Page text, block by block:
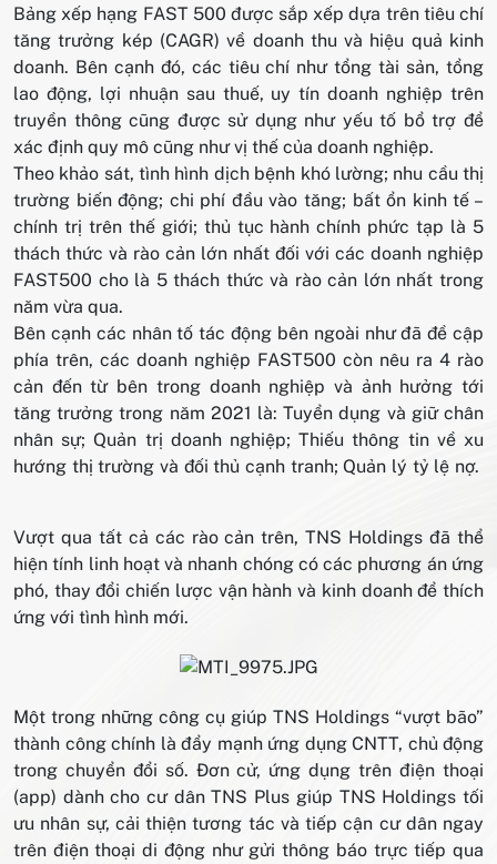
Bảng xếp hạng FAST 500 được sắp xếp dựa trên tiêu chí
tăng trưởng kép (CAGR) về doanh thu và hiệu quả kinh
doanh. Bên cạnh đó, các tiêu chí như tổng tài sản, tổng
lao động, lợi nhuận sau thuế, uy tín doanh nghiệp trên
truyền thông cũng được sử dụng như yếu tố bổ trợ để
xác định quy mô cũng như vị thế của doanh nghiệp.
Theo khảo sát, tình hình dịch bệnh khó lường; nhu cầu thị
trường biến động; chi phí đầu vào tăng; bất ổn kinh tế –
chính trị trên thế giới; thủ tục hành chính phức tạp là 5
thách thức và rào cản lớn nhất đối với các doanh nghiệp
FAST500 cho là 5 thách thức và rào cản lớn nhất trong
năm vừa qua.
Bên cạnh các nhân tố tác động bên ngoài như đã đề cập
phía trên, các doanh nghiệp FAST500 còn nêu ra 4 rào
cản đến từ bên trong doanh nghiệp và ảnh hưởng tới
tăng trưởng trong năm 2021 là: Tuyển dụng và giữ chân
nhân sự; Quản trị doanh nghiệp; Thiếu thông tin về xu
hướng thị trường và đối thủ cạnh tranh; Quản lý tỷ lệ nợ.
Vượt qua tất cả các rào cản trên, TNS Holdings đã thể
hiện tính linh hoạt và nhanh chóng có các phương án ứng
phó, thay đổi chiến lược vận hành và kinh doanh để thích
ứng với tình hình mới.
Một trong những công cụ giúp TNS Holdings “vượt bão”
thành công chính là đẩy mạnh ứng dụng CNTT, chủ động
trong chuyển đổi số. Đơn cử, ứng dụng trên điện thoại
(app) dành cho cư dân TNS Plus giúp TNS Holdings tối
ưu nhân sự, cải thiện tương tác và tiếp cận cư dân ngay
trên điện thoại di động như gửi thông báo trực tiếp qua